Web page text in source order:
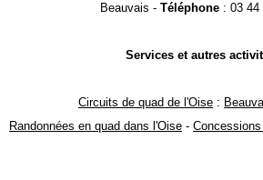
Beauvais - Téléphone: 03 44
Services et autres
Circuits de quad de l'Oise :
Randonnées en quad dans l'Oise -